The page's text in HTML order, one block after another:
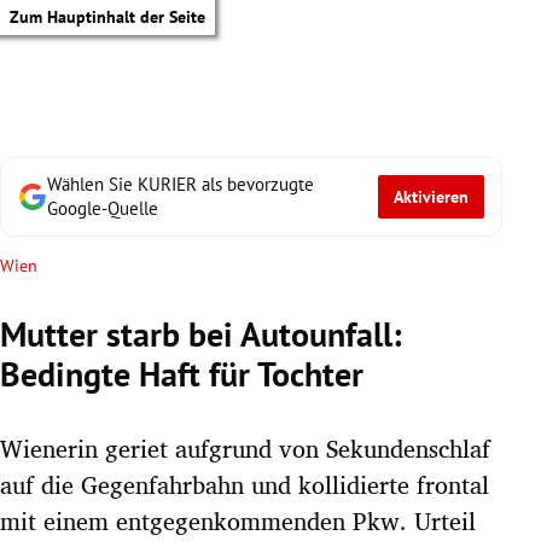
Zum Hauptinhalt der Seite
Untermenü
Wählen Sie KURIER als bevorzugte
Google-Quelle
Aktivieren
Wien
Mutter starb bei Autounfall:
Bedingte Haft für Tochter
Wienerin geriet aufgrund von Sekundenschlaf
auf die Gegenfahrbahn und kollidierte frontal
mit einem entgegenkommenden Pkw. Urteil